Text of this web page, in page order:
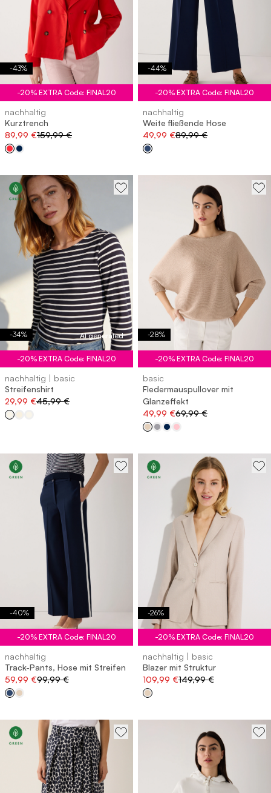
-43%
-20% EXTRA Code: FINAL20
nachhaltig
Kurztrench
89,99 €159,99 €
-44%
-20% EXTRA Code: FINAL20
nachhaltig
Weite fließende Hose
49,99 €89,99 €
-34% AI generated
-20% EXTRA Code: FINAL20
nachhaltig | basic
Streifenshirt
29,99 €45,99 €
-28%
-20% EXTRA Code: FINAL20
basic
Fledermauspullover mit
Glanzeffekt
49,99 €69,99 €
-40%
-20% EXTRA Code: FINAL20
nachhaltig
Track-Pants, Hose mit Streifen
59,99 €99,99 €
-26%
-20% EXTRA Code: FINAL20
nachhaltig | basic
Blazer mit Struktur
109,99 €149,99 €